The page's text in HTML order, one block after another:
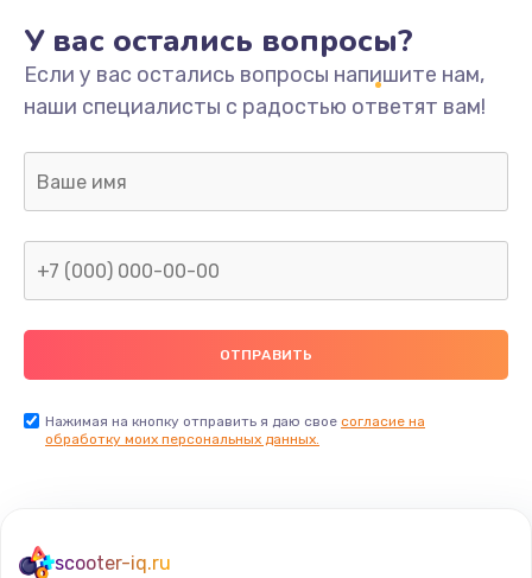
У вас остались вопросы?
Если у вас остались вопросы напишите нам,
наши специалисты с радостью ответят вам!
Нажимая на кнопку отправить я даю свое согласие на
обработку моих персональных данных.
scooter-iq.ru